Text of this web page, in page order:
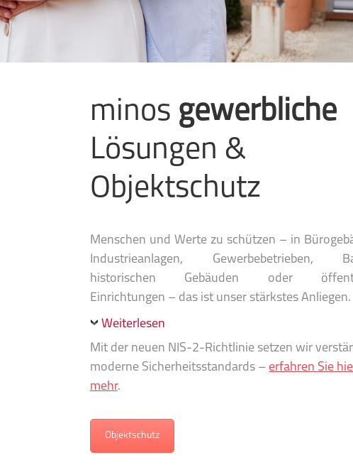
minos gewerbliche
Lösungen &
Objektschutz
Menschen und Werte zu schützen – in
Industrieanlagen, Gewerbebetrieben,
historischen Gebäuden oder
Einrichtungen – das ist unser stärkstes Anliegen.
Weiterlesen
Mit der neuen NIS-2-Richtlinie setzen wir
moderne Sicherheitsstandards – erfahren Sie
mehr.
Objektschutz